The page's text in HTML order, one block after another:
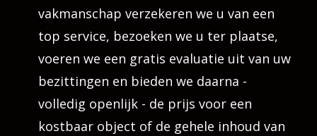
vakmanschap verzekeren we u van een
top service, bezoeken we u ter plaatse,
voeren we een gratis evaluatie uit van uw
bezittingen en bieden we daarna -
volledig openlijk - de prijs voor een
kostbaar object of de gehele inhoud van